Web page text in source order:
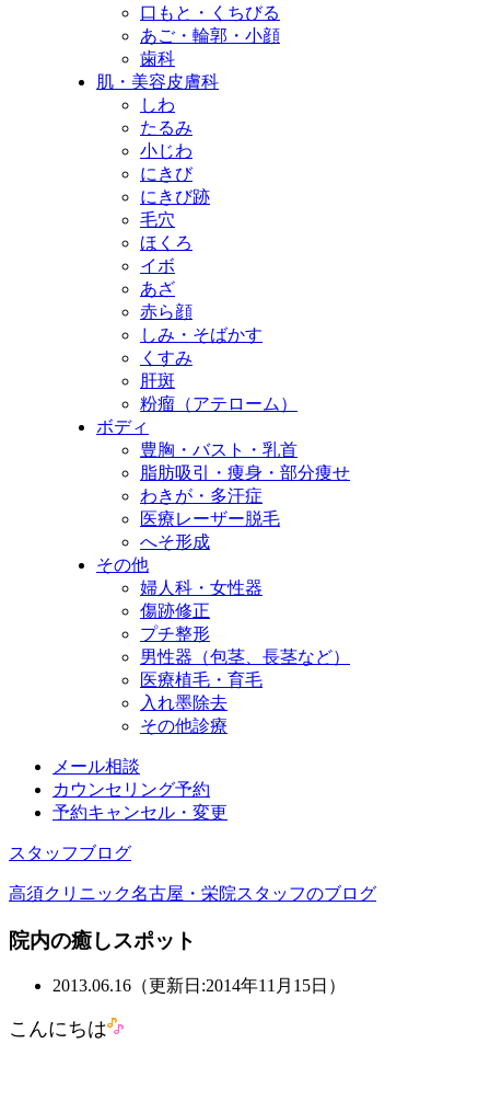
口もと・くちびる
あご・輪郭・小顔
歯科
肌・美容皮膚科
しわ
たるみ
小じわ
にきび
にきび跡
毛穴
ほくろ
イボ
あざ
赤ら顔
しみ・そばかす
くすみ
肝斑
粉瘤（アテローム）
ボディ
豊胸・バスト・乳首
脂肪吸引・痩身・部分痩せ
わきが・多汗症
医療レーザー脱毛
へそ形成
その他
婦人科・女性器
傷跡修正
プチ整形
男性器（包茎、長茎など）
医療植毛・育毛
入れ墨除去
その他診療
メール相談
カウンセリング予約
予約キャンセル・変更
スタッフブログ
高須クリニック名古屋・栄院スタッフのブログ
院内の癒しスポット
2013.06.16（更新日:2014年11月15日）
こんにちは